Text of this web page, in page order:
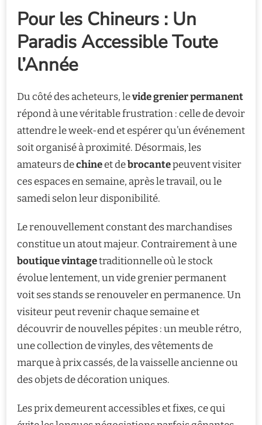
Pour les Chineurs : Un
Paradis Accessible Toute
l’Année
Du côté des acheteurs, levide grenier permanent
répond à une véritable frustration : celle de devoir
attendre le week-end et espérer qu’un événement
soit organisé à proximité. Désormais, les
amateurs dechineet debrocantepeuvent visiter
ces espaces en semaine, après le travail, ou le
samedi selon leur disponibilité.
Le renouvellement constant des marchandises
constitue un atout majeur. Contrairement à une
boutique vintagetraditionnelle où le stock
évolue lentement, un vide grenier permanent
voit ses stands se renouveler en permanence. Un
visiteur peut revenir chaque semaine et
découvrir de nouvelles pépites : un meuble rétro,
une collection de vinyles, des vêtements de
marque à prix cassés, de la vaisselle ancienne ou
des objets de décoration uniques.
Les prix demeurent accessibles et fixes, ce qui